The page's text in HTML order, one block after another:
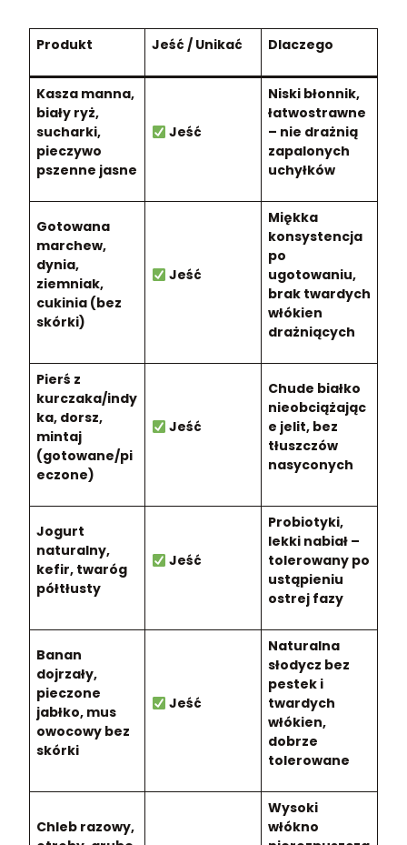
Produkt Jeść / Unikać Dlaczego
Kasza manna,
biały ryż,
sucharki,
pieczywo
pszenne jasne
Jeść
Niski błonnik,
łatwostrawne
– nie drażnią
zapalonych
uchyłków
Gotowana
marchew,
dynia,
ziemniak,
cukinia (bez
skórki)
Jeść
Miękka
konsystencja
po
ugotowaniu,
brak twardych
włókien
drażniących
Pierś z
kurczaka/indy
ka, dorsz,
mintaj
(gotowane/pi
eczone)
Jeść
Chude białko
nieobciążając
e jelit, bez
tłuszczów
nasyconych
Jogurt
naturalny,
kefir, twaróg
półtłusty
Jeść
Probiotyki,
lekki nabiał –
tolerowany po
ustąpieniu
ostrej fazy
Banan
dojrzały,
pieczone
jabłko, mus
owocowy bez
skórki
Jeść
Naturalna
słodycz bez
pestek i
twardych
włókien,
dobrze
tolerowane
Chleb razowy,
Wysoki
włókno